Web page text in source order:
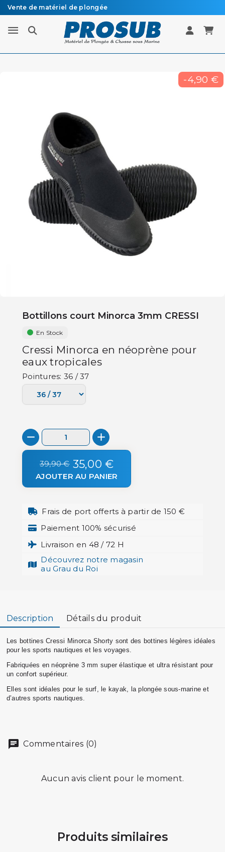
Vente de matériel de plongée
Livraison sous 48h à 72h en colissimo recommandé
-4,90 €
Bottillons court Minorca 3mm CRESSI
En Stock
Cressi Minorca en néoprène pour
eaux tropicales
Pointures: 36 / 37
39,90 € 35,00 €
AJOUTER AU PANIER
Frais de port offerts à partir de 150 €
Paiement 100% sécurisé
Livraison en 48 / 72 H
Découvrez notre magasin
au Grau du Roi
Description Détails du produit
Les bottines Cressi Minorca Shorty sont des bottines légères idéales
pour les sports nautiqueset les voyages.
Fabriquées en néoprène 3 mm super élastique et ultra résistant pour
un confort supérieur.
Elles sont idéales pour le surf, le kayak, la plongée sous-marine et
d’autres sports nautiques.
Commentaires (0)
Aucun avis client pour le moment.
Produits similaires